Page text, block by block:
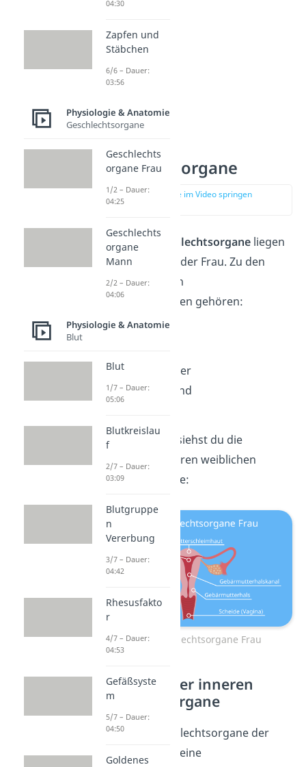
Innere
Geschlechtsorgane
zur Stelle im Video springen
inneren Geschlechtsorgane liegen
im Körperinneren der Frau. Zu den
inneren weiblichen
Geschlechtsorganen gehören:
die Eierstöcke
die Gebärmutter
der Muttermund
In derAbbildung
siehst du die
beschrifteten inneren weiblichen
Geschlechtsorgane:
Innere Geschlechtsorgane Frau
Funktionen der inneren
Geschlechtsorgane
Die inneren Geschlechtsorgane der
Frau ermöglichen eine
04:30
Zapfen und
Stäbchen
6/6 – Dauer:
03:56
Physiologie & Anatomie
Geschlechtsorgane
Geschlechts
organe Frau
1/2 – Dauer:
04:25
Geschlechts
organe
Mann
2/2 – Dauer:
04:06
Physiologie & Anatomie
Blut
Blut
1/7 – Dauer:
05:06
Blutkreislau
f
2/7 – Dauer:
03:09
Blutgruppe
n
Vererbung
3/7 – Dauer:
04:42
Rhesusfakto
r
4/7 – Dauer:
04:53
Gefäßsyste
m
5/7 – Dauer:
04:50
Goldenes